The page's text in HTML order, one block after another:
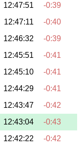
12:47:51
-0:39
12:47:11
-0:40
12:46:32
-0:39
12:45:51
-0:41
12:45:10
-0:41
12:44:29
-0:41
12:43:47
-0:42
12:43:04
-0:43
12:42:22
-0:42